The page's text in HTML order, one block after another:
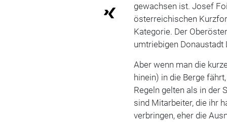
gewachsen ist. Josef
österreichischen
Kategorie. Der
umtriebigen Donaustadt
Aber wenn man die
hinein) in die Berge
Regeln gelten als in der
sind Mitarbeiter, die ihr
verbringen, eher die